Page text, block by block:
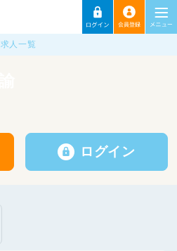
求人一覧
ログイン